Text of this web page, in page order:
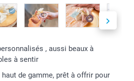
, aussi beaux à
à sentir
haut de gamme, prêt à offrir pour